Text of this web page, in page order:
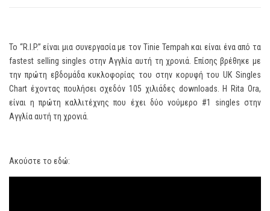
Το “R.I.P.” είναι μια συνεργασία με τον Tinie Tempah και είναι ένα από τα
fastest selling singles στην Αγγλία αυτή τη χρονιά. Επίσης βρέθηκε με
την πρώτη εβδομάδα κυκλοφορίας του στην κορυφή του UK Singles
Chart έχοντας πουλήσει σχεδόν 105 χιλιάδες downloads. Η Rita Ora,
είναι η πρώτη καλλιτέχνης που έχει δύο νούμερo #1 singles στην
Αγγλία αυτή τη χρονιά.
Ακούστε το εδώ: